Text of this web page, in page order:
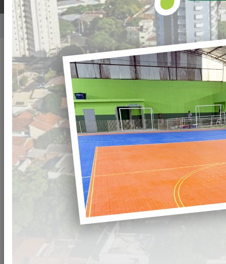
Home Notícias
Publicado em: 09/04/2025 08:00
Compartilhar WHATSAPP
INICIAMOS